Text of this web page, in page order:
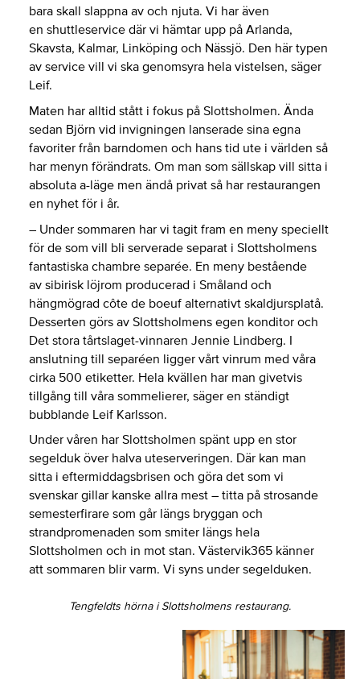
bara skall slappna av och njuta. Vi har även
en shuttleservice där vi hämtar upp på Arlanda,
Skavsta, Kalmar, Linköping och Nässjö. Den här typen
av service vill vi ska genomsyra hela vistelsen, säger
Leif.
Maten har alltid stått i fokus på Slottsholmen. Ända
sedan Björn vid invigningen lanserade sina egna
favoriter från barndomen och hans tid ute i världen så
har menyn förändrats. Om man som sällskap vill sitta i
absoluta a-läge men ändå privat så har restaurangen
en nyhet för i år.
– Under sommaren har vi tagit fram en meny speciellt
för de som vill bli serverade separat i Slottsholmens
fantastiska chambre separée. En meny bestående
av sibirisk löjrom producerad i Småland och
hängmögrad côte de boeuf alternativt skaldjursplatå.
Desserten görs av Slottsholmens egen konditor och
Det stora tårtslaget-vinnaren Jennie Lindberg. I
anslutning till separéen ligger vårt vinrum med våra
cirka 500 etiketter. Hela kvällen har man givetvis
tillgång till våra sommelierer, säger en ständigt
bubblande Leif Karlsson.
Under våren har Slottsholmen spänt upp en stor
segelduk över halva uteserveringen. Där kan man
sitta i eftermiddagsbrisen och göra det som vi
svenskar gillar kanske allra mest – titta på strosande
semesterfirare som går längs bryggan och
strandpromenaden som smiter längs hela
Slottsholmen och in mot stan. Västervik365 känner
att sommaren blir varm. Vi syns under segelduken.
Tengfeldts hörna i Slottsholmens restaurang.